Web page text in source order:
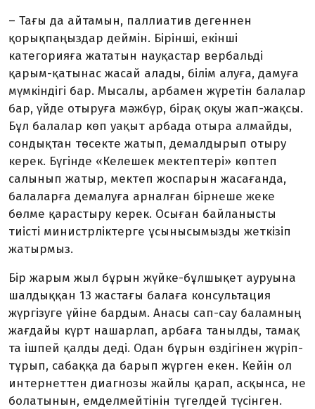
– Тағы да айтамын, паллиатив дегеннен
қорықпаңыздар деймін. Бірінші, екінші
категорияға жататын науқастар вербальді
қарым-қатынас жасай алады, білім алуға, дамуға
мүмкіндігі бар. Мысалы, арбамен жүретін балалар
бар, үйде отыруға мәжбүр, бірақ оқуы жап-жақсы.
Бұл балалар көп уақыт арбада отыра алмайды,
сондықтан төсекте жатып, демалдырып отыру
керек. Бүгінде «Келешек мектептері» көптеп
салынып жатыр, мектеп жоспарын жасағанда,
балаларға демалуға арналған бірнеше жеке
бөлме қарастыру керек. Осыған байланысты
тиісті министрліктерге ұсынысымызды жеткізіп
жатырмыз.
Бір жарым жыл бұрын жүйке-бұлшықет ауруына
шалдыққан 13 жастағы балаға консультация
жүргізуге үйіне бардым. Анасы сап-сау баламның
жағдайы күрт нашарлап, арбаға танылды, тамақ
та ішпей қалды деді. Одан бұрын өздігінен жүріп-
тұрып, сабаққа да барып жүрген екен. Кейін ол
интернеттен диагнозы жайлы қарап, асқынса, не
болатынын, емделмейтінін түгелдей түсінген.